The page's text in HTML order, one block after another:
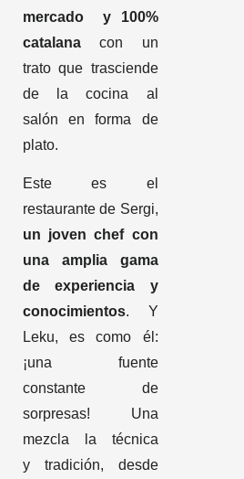
mercado y 100%
catalana con un
trato que trasciende
de la cocina al
salón en forma de
plato.
Este es el
restaurante de Sergi,
un joven chef con
una amplia gama
de experiencia y
conocimientos. Y
Leku, es como él:
¡una fuente
constante de
sorpresas! Una
mezcla la técnica
y tradición, desde